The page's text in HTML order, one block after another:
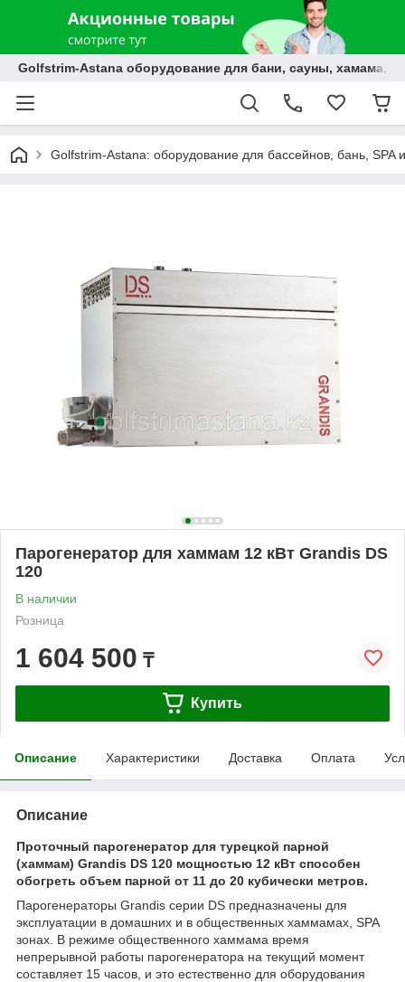
Golfstrim-Astana оборудование для бани, сауны, хамама,
Golfstrim-Astana: оборудование для бассейнов, бань, SPA
Парогенератор для хаммам 12 кВт Grandis DS
120
В наличии
Розница
1 604 500 ₸
Купить
Описание Характеристики Доставка Оплата
Описание
Проточный парогенератор для турецкой парной
(хаммам) Grandis DS 120 мощностью 12 кВт способен
обогреть объем парной от 11 до 20 кубически метров.
Парогенераторы Grandis серии DS предназначены для
эксплуатации в домашних и в общественных хаммамах, SPA
зонах. В режиме общественного хаммама время
непрерывной работы парогенератора на текущий момент
составляет 15 часов, и это естественно для оборудования